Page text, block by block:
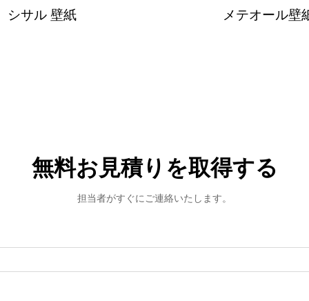
シサル 壁紙 メテオール壁
無料お見積りを取得する
担当者がすぐにご連絡いたします。